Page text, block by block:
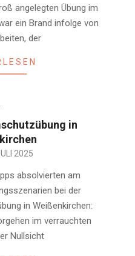
angelegten Übung im
ein Brand infolge von
der
in
2025
absolvierten am
bei der
in Weißenkirchen:
im verrauchten
Nullsicht